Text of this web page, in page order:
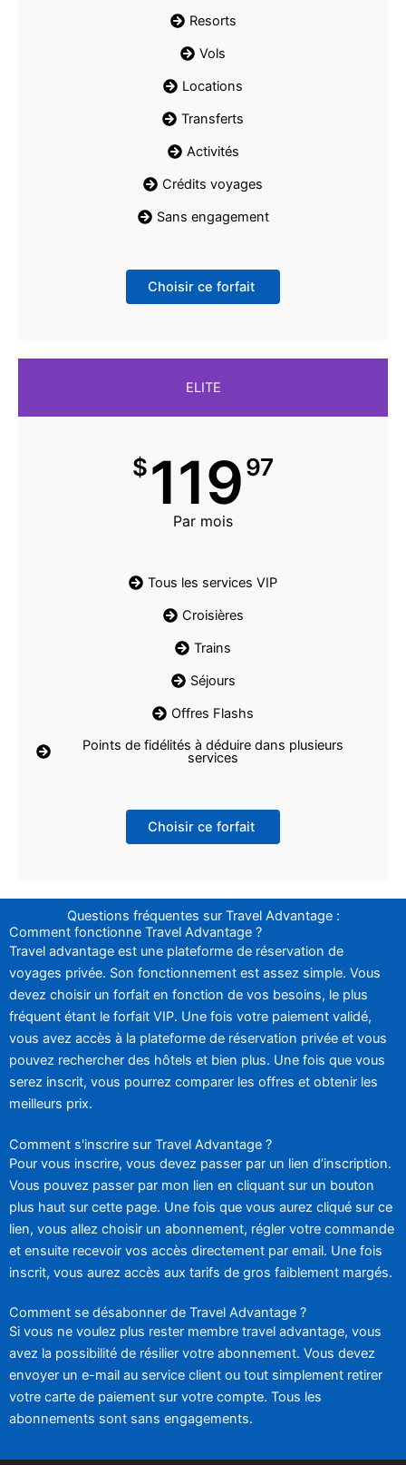
Resorts
Vols
Locations
Transferts
Activités
Crédits voyages
Sans engagement
Choisir ce forfait
ELITE
$11997
Par mois
Tous les services VIP
Croisières
Trains
Séjours
Offres Flashs
Points de fidélités à déduire dans plusieurs
services
Choisir ce forfait
Questions fréquentes sur Travel Advantage :
Comment fonctionne Travel Advantage ?
Travel advantage est une plateforme de réservation de
voyages privée. Son fonctionnement est assez simple. Vous
devez choisir un forfait en fonction de vos besoins, le plus
fréquent étant le forfait VIP. Une fois votre paiement validé,
vous avez accès à la plateforme de réservation privée et vous
pouvez rechercher des hôtels et bien plus. Une fois que vous
serez inscrit, vous pourrez comparer les offres et obtenir les
meilleurs prix.
Comment s'inscrire sur Travel Advantage ?
Pour vous inscrire, vous devez passer par un lien d’inscription.
Vous pouvez passer par mon lien en cliquant sur un bouton
plus haut sur cette page. Une fois que vous aurez cliqué sur ce
lien, vous allez choisir un abonnement, régler votre commande
et ensuite recevoir vos accès directement par email. Une fois
inscrit, vous aurez accès aux tarifs de gros faiblement margés.
Comment se désabonner de Travel Advantage ?
Si vous ne voulez plus rester membre travel advantage, vous
avez la possibilité de résilier votre abonnement. Vous devez
envoyer un e-mail au service client ou tout simplement retirer
votre carte de paiement sur votre compte. Tous les
abonnements sont sans engagements.